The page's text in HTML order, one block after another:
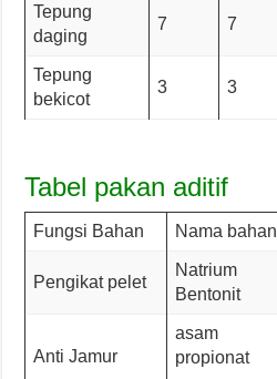
Tepung
daging
7 7
Tepung
bekicot
3 3
Tabel pakan aditif
Fungsi Bahan Nama bahan
Pengikat pelet
Natrium
Bentonit
Anti Jamur
asam
propionat